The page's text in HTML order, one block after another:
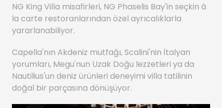
NG King Villa misafirleri, NG Phaselis Bay'in seçkin à
la carte restoranlarından özel ayrıcalıklarla
yararlanabiliyor.
Capella'nın Akdeniz mutfağı, Scalini'nin İtalyan
yorumları, Megu'nun Uzak Doğu lezzetleri ya da
Nautilius'un deniz ürünleri deneyimi villa tatilinin
doğal bir parçasına dönüşüyor.